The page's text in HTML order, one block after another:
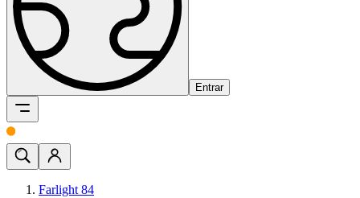
Entrar
Farlight 84